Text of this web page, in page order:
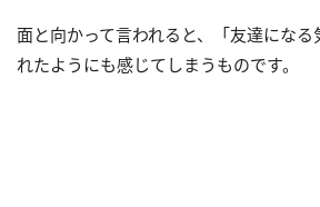
面と向かって言われると、「友達にな
れたようにも感じてしまうものです。